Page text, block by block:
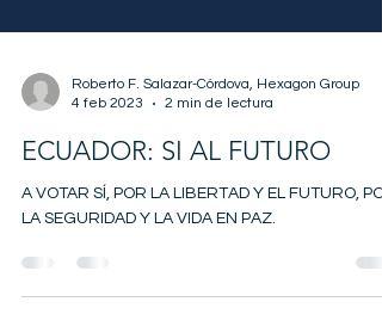
4 feb 2023
2 min de lectura
ECUADOR: SI AL FUTURO
LA SEGURIDAD Y LA VIDA EN PAZ.